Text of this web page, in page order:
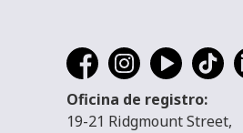
Oficina de registro:
19-21 Ridgmount Street,